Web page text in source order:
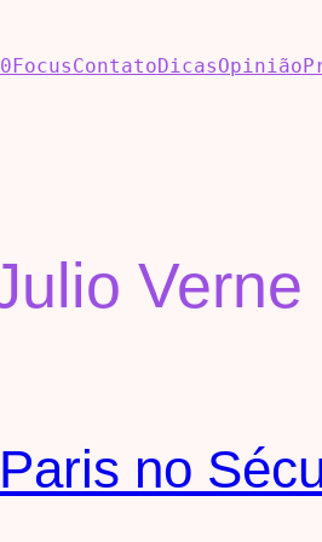
ContatoDicasOpinião
Verne
no